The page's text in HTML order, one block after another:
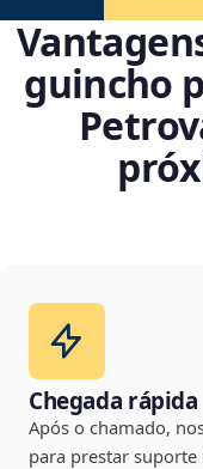
guincho
Chegada rápida
Após o chamado,
para prestar suporte